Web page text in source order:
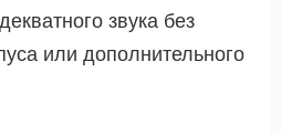
звука без
или дополнительного